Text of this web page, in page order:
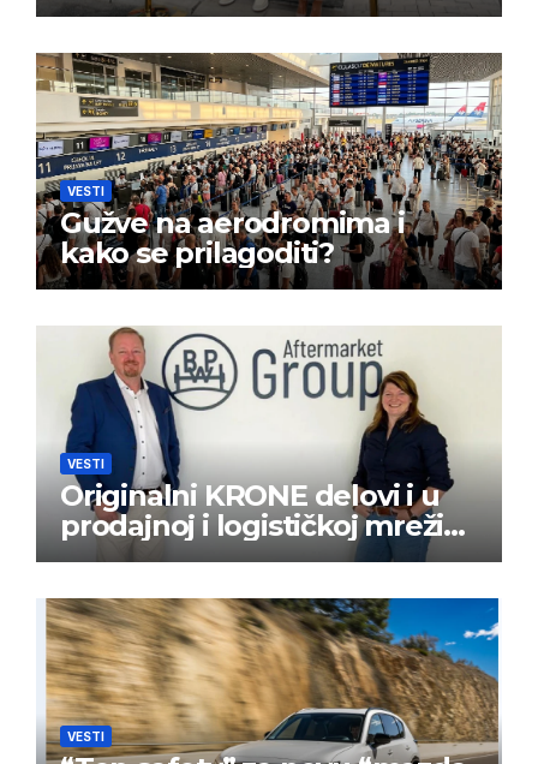
VESTI
Gužve na aerodromima i
kako se prilagoditi?
VESTI
Originalni KRONE delovi i u
prodajnoj i logističkoj mreži
BPW Aftermarket grupe
VESTI